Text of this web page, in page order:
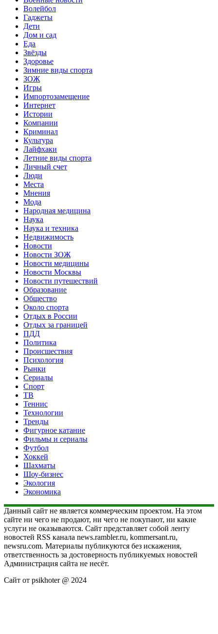
Волейбол
Гаджеты
Дети
Дом и сад
Еда
Звёзды
Здоровье
Зимние виды спорта
ЗОЖ
Игры
Импортозамещение
Интернет
Истории
Компании
Криминал
Культура
Лайфхаки
Летние виды спорта
Личный счет
Люди
Места
Мнения
Мода
Народная медицина
Наука
Наука и техника
Недвижимость
Новости
Новости ЗОЖ
Новости медицины
Новости Москвы
Новости путешествий
Образование
Общество
Около спорта
Отдых в России
Отдых за границей
ПДД
Политика
Происшествия
Психология
Рынки
Сериалы
Спорт
ТВ
Теннис
Технологии
Тренды
Фигурное катание
Фильмы и сериалы
Футбол
Хоккей
Шахматы
Шоу-бизнес
Экология
Экономика
Данный сайт не является коммерческим проектом. На этом
сайте ни чего не продают, ни чего не покупают, ни какие
услуги не оказываются. Сайт представляет собой ленту
новостей RSS канала news.rambler.ru, kommersant.ru,
newsru.com. Материалы публикуются без искажения,
ответственность за достоверность публикуемых новостей
Администрация сайта не несёт.
Сайт от psikhoter @ 2024